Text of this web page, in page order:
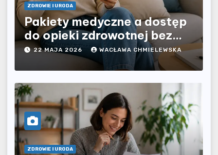
ZDROWIE I URODA
Pakiety medyczne a dostęp
do opieki zdrowotnej bez
ograniczeń czasowych – czy
prywatna opieka daje
22 MAJA 2026 WACŁAWA CHMIELEWSKA
ZDROWIE I URODA